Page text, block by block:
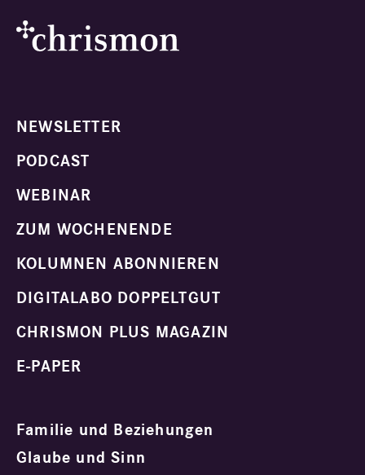
NEWSLETTER
PODCAST
WEBINAR
ZUM WOCHENENDE
KOLUMNEN ABONNIEREN
DIGITALABO DOPPELTGUT
CHRISMON PLUS MAGAZIN
E-PAPER
Familie und Beziehungen
Glaube und Sinn